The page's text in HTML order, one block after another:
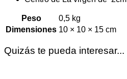
Peso
0,5 kg
Dimensiones 10 × 10 × 15 cm
Quizás te pueda interesar...